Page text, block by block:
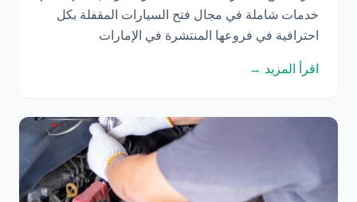
خدمات شاملة في مجال فتح السيارات المقفلة بكل
احترافية في فروعها المنتشرة في الإمارات
اقرأ المزيد →